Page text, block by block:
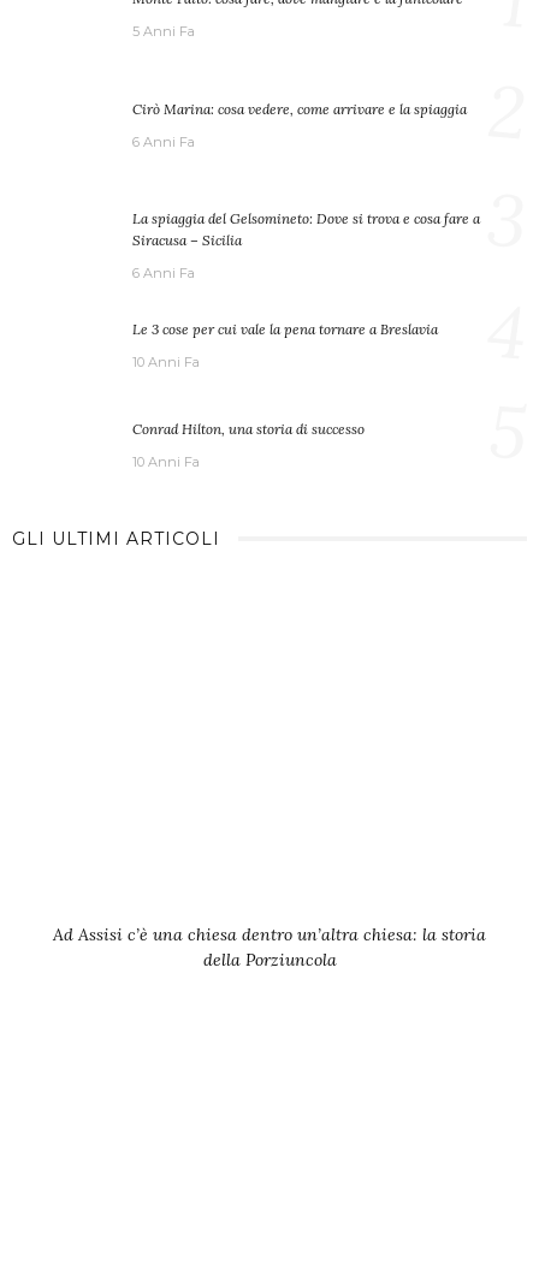
5 Anni Fa
Cirò Marina: cosa vedere, come arrivare e la spiaggia
6 Anni Fa
La spiaggia del Gelsomineto: Dove si trova e cosa fare a
Siracusa – Sicilia
6 Anni Fa
Le 3 cose per cui vale la pena tornare a Breslavia
10 Anni Fa
Conrad Hilton, una storia di successo
10 Anni Fa
GLI ULTIMI ARTICOLI
Ad Assisi c’è una chiesa dentro un’altra chiesa: la storia
della Porziuncola